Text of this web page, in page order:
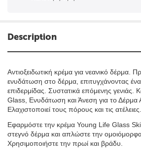
Description
Αντιοξειδωτική κρέμα για νεανικό δέρμα.
ενυδάτωση στο δέρμα, επιτυγχάνοντας
επιδερμίδας. Συστατικά επόμενης γενιάς.
Glass, Ενυδάτωση και Άνεση για το Δέρμα
Ελαχιστοποιεί τους πόρους και τις ατέλειες.
Εφαρμόστε την κρέμα Young Life Glass
στεγνό δέρμα και απλώστε την
Χρησιμοποιήστε την πρωί και βράδυ.